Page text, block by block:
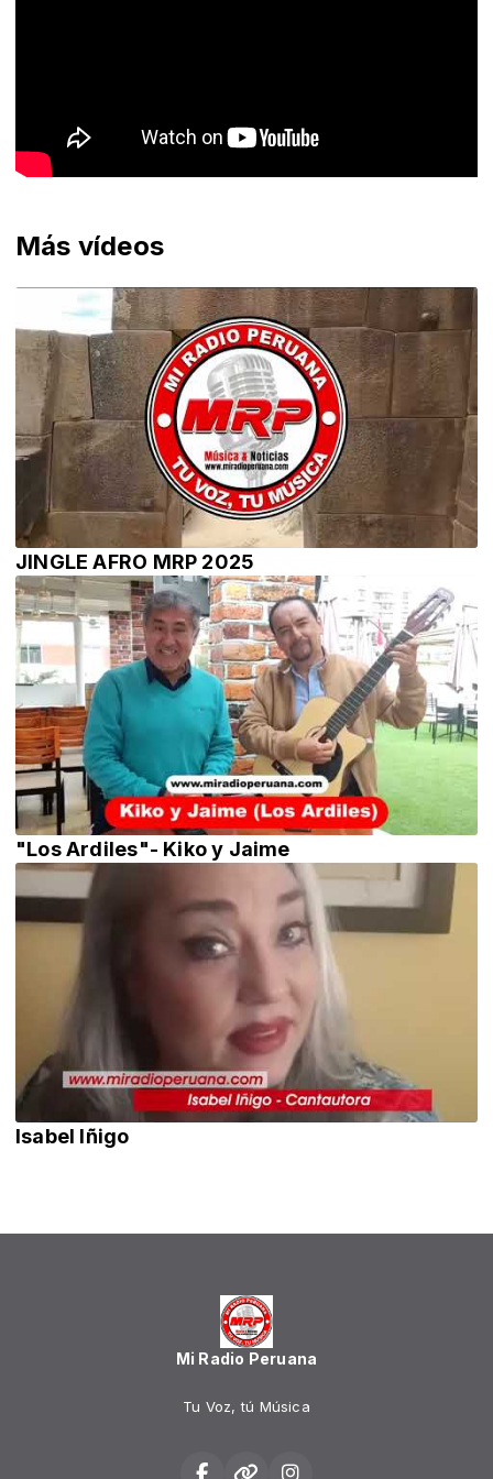
Más vídeos
JINGLE AFRO MRP 2025
"Los Ardiles"- Kiko y Jaime
Isabel Iñigo
Mi Radio Peruana
Tu Voz, tú Música